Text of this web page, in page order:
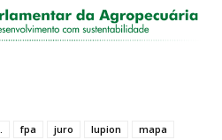
fpa juro lupion
mapa